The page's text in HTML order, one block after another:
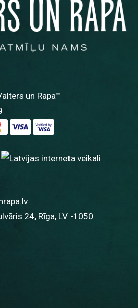
un Rapa""
24, Rīga, LV -1050